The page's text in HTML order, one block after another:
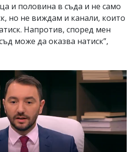
и половина в съда и не само
но не виждам и канали, които
Напротив, според мен
може да оказва натиск”,